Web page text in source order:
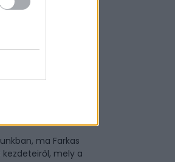
– A
a
ma Farkas
mely a